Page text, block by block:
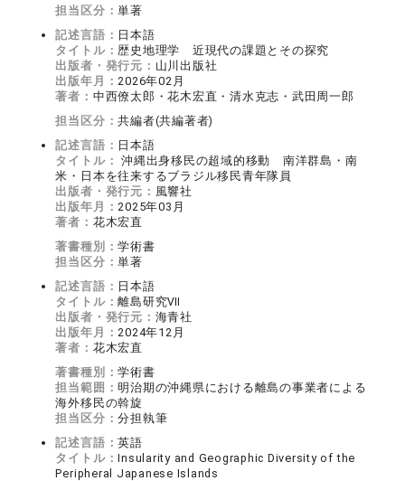
担当区分：単著
記述言語： 日本語
タイトル：歴史地理学 近現代の課題とその探究
出版者・発行元： 山川出版社
出版年月：2026年02月
著者： 中西僚太郎・花木宏直・清水克志・武田周一郎
担当区分：共編者(共編著者)
記述言語： 日本語
タイトル： 沖縄出身移民の超域的移動 南洋群島・南
米・日本を往来するブラジル移民青年隊員
出版者・発行元： 風響社
出版年月：2025年03月
著者： 花木宏直
著書種別：学術書
担当区分：単著
記述言語： 日本語
タイトル：離島研究Ⅶ
出版者・発行元： 海青社
出版年月：2024年12月
著者： 花木宏直
著書種別：学術書
担当範囲：明治期の沖縄県における離島の事業者による
海外移民の斡旋
担当区分：分担執筆
記述言語：英語
タイトル：Insularity and Geographic Diversity of the
Peripheral Japanese Islands